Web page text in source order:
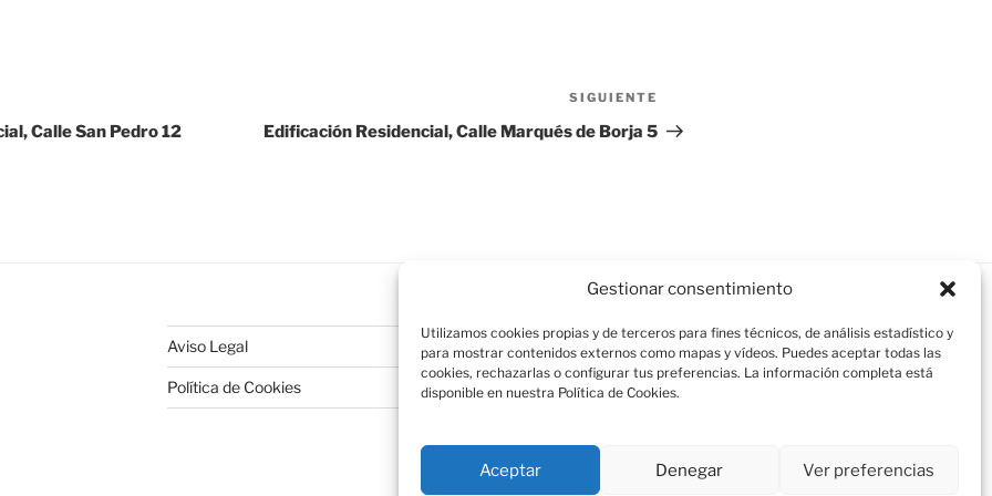
Gestionar consentimiento
Utilizamos cookies propias y de terceros para fines técnicos, de análisis estadístico y
para mostrar contenidos externos como mapas y vídeos. Puedes aceptar todas las
cookies, rechazarlas o configurar tus preferencias. La información completa está
disponible en nuestra Política de Cookies.
Aceptar Denegar Ver preferencias
Calle San Pedro 12
entrada
SIGUIENTE
Edificación Residencial, Calle Marqués de Borja 5
Aviso Legal
Política de Cookies